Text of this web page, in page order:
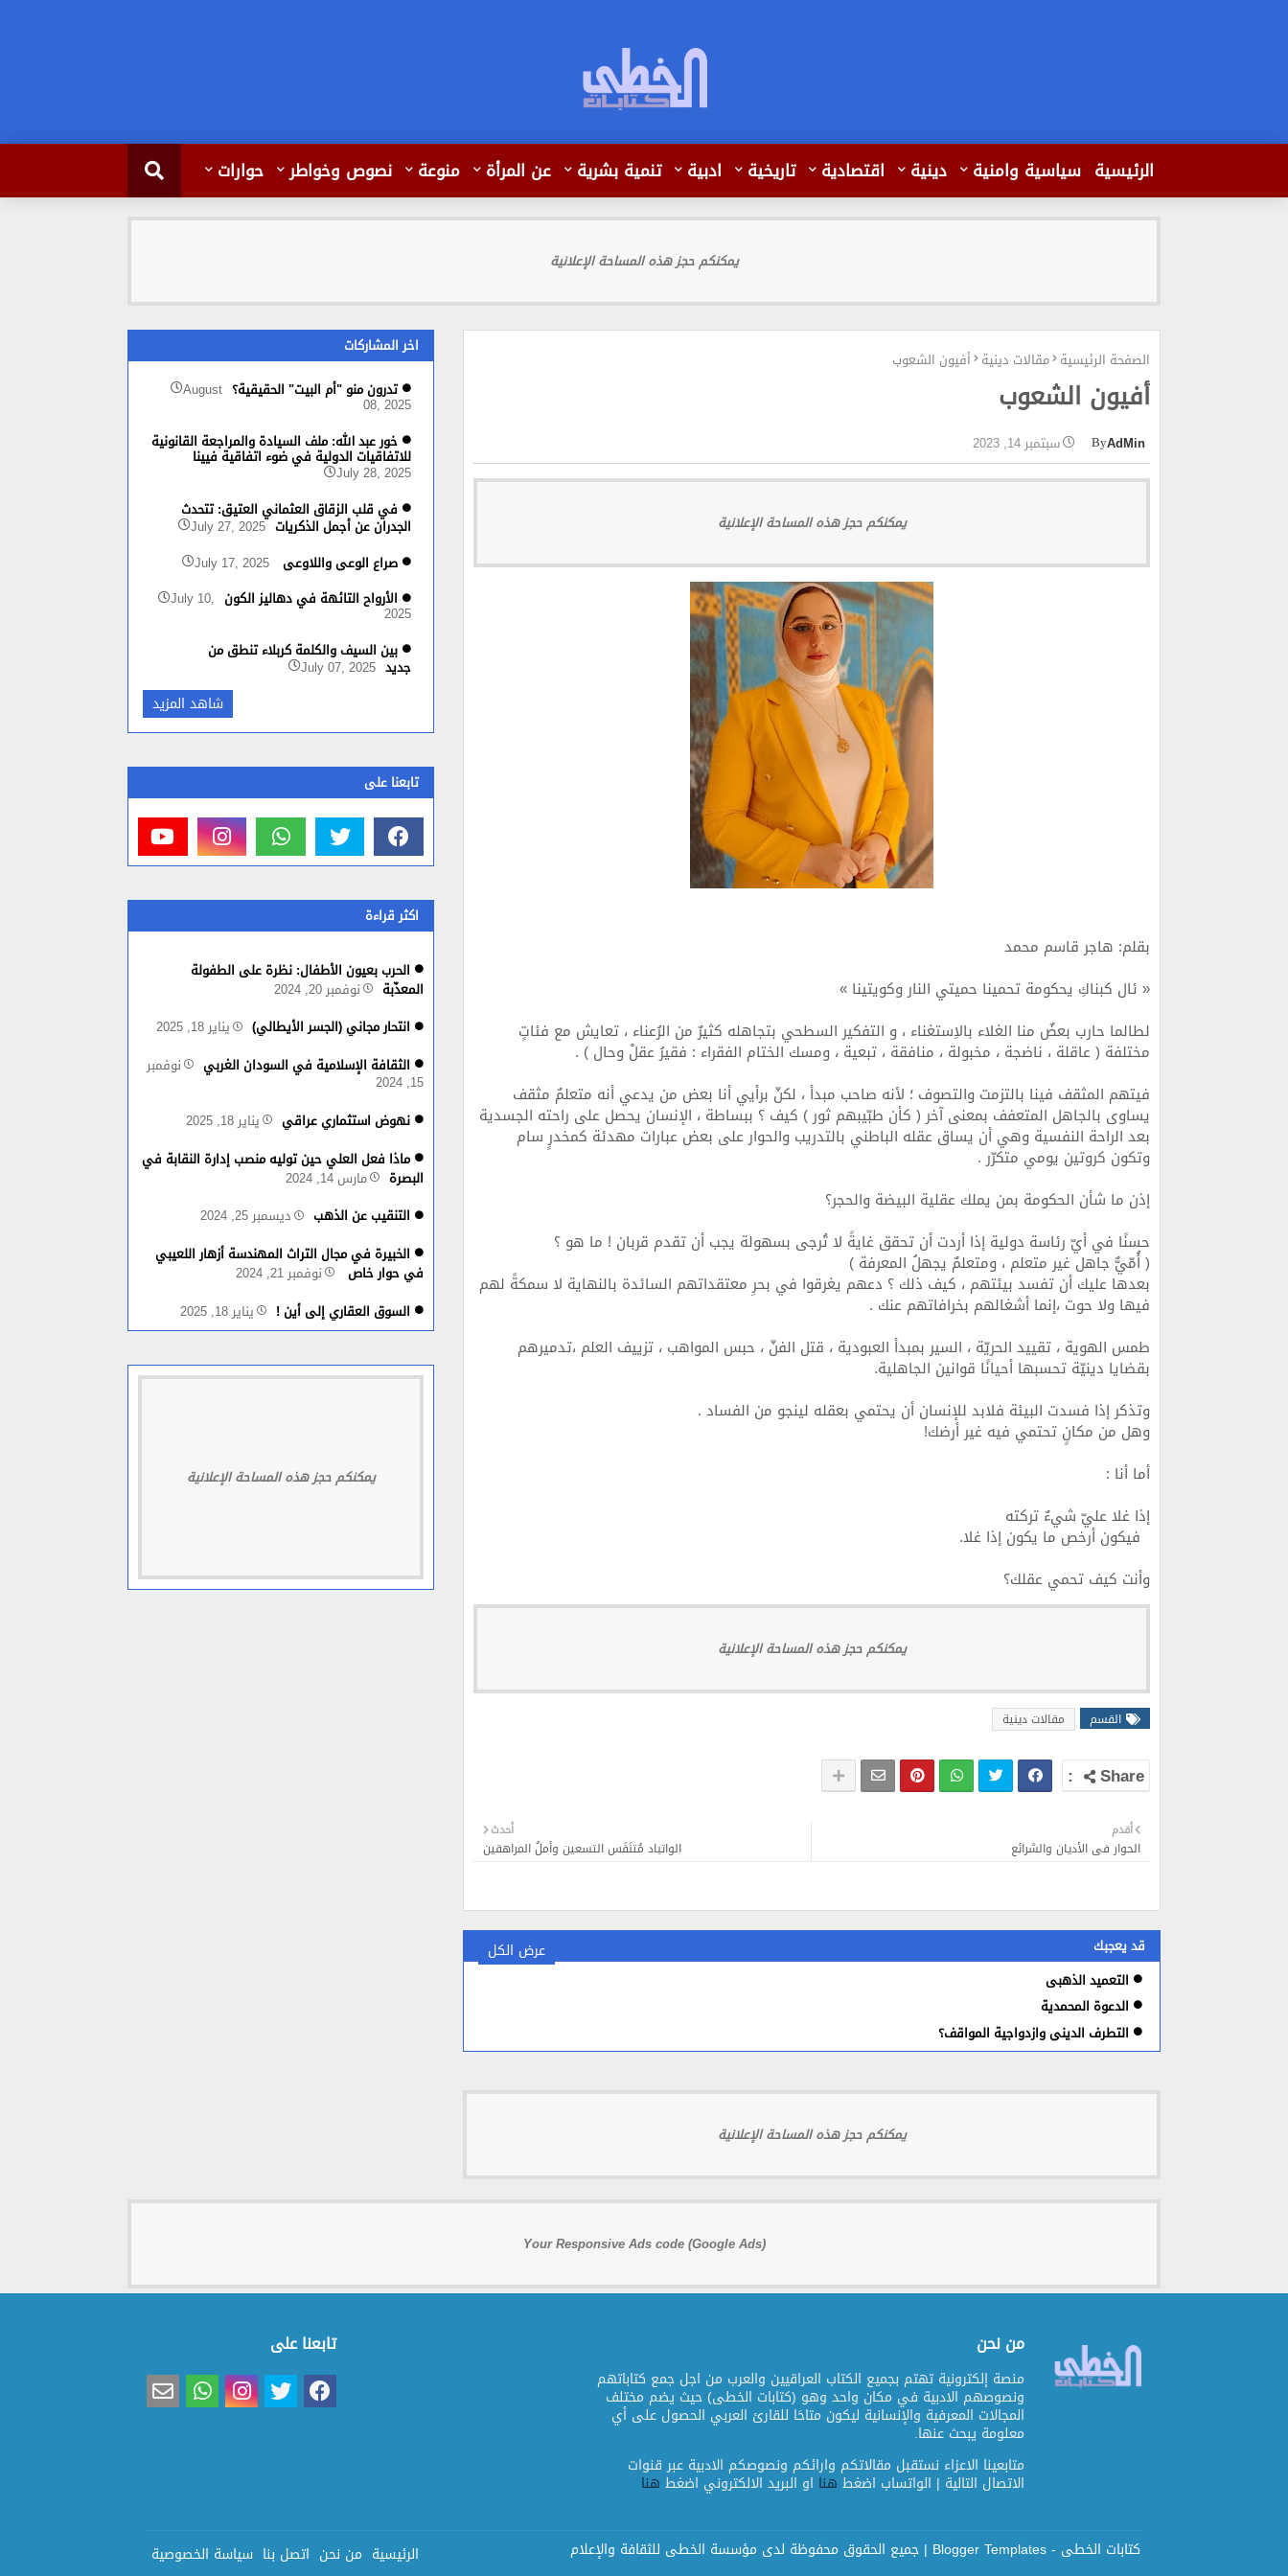
الرئيسية سياسية وامنية دينية اقتصادية تاريخية ادبية تنمية بشرية عن المرأة منوعة نصوص وخواطر حوارات
يمكنكم حجز هذه المساحة الإعلانية
الصفحة الرئيسية مقالات دينية أفيون الشعوب
أفيون الشعوب
AdMin سبتمبر 14, 2023
يمكنكم حجز هذه المساحة الإعلانية
بقلم: هاجر قاسم محمد
« ئال كبناكِ يحكومة تحمينا حميتي النار وكويتينا »
لطالما حارب بعضٌ منا الغلاء بالاِستغناء ، و التفكير السطحي بتجاهله كثيرٌ من الرُعناء ، تعايش مع فئاتٍ
مختلفة ( عاقلة ، ناضجة ، مخبولة ، منافقة ، تبعية ، ومسك الختام الفقراء : فقيرُ عقلْ وحال ) .
فيتهم المثقف فينا بالتزمت والتصوف ؛ لأنه صاحب مبدأ ، لكنّ برأيي أنا بعض من يدعي أنه متعلمٌ مثقف
يساوى بالجاهل المتعفف بمعنى آخر ( كأن طبّيبهم ثور ) كيف ؟ ببساطة ، الإنسان يحصل على راحته الجسدية
بعد الراحة النفسية وهي أن يساق عقله الباطني بالتدريب والحوار على بعض عبارات مهدئة كمخدرٍ سام
وتكون كروتين يومي متكرّر .
إذن ما شأن الحكومة بمن يملك عقلية البيضة والحجر؟
حسنًا في أيّ رئاسة دولية إذا أردت أن تحقق غايةً لا تُرجى بسهولة يجب أن تقدم قربان ! ما هو ؟
( أُمّيٌّ جاهل غير متعلم ، ومتعلمٌ يجهلُ المعرفة )
بعدها عليك أن تفسد بيئتهم ، كيف ذلك ؟ دعهم يغرقوا في بحرِ معتقداتهم السائدة بالنهاية لا سمكةً لهم
فيها ولا حوت ،إنما أشغالهم بخرافاتهم عنك .
طمس الهوية ، تقييد الحريّة ، السير بمبدأ العبودية ، قتل الفنّ ، حبس المواهب ، تزييف العلم ،تدميرهم
بقضايا دينيّة تحسبها أحيانًا قوانين الجاهلية.
وتذكر إذا فسدت البيئة فلابد للإنسان أن يحتمي بعقله لينجو من الفساد .
وهل من مكانٍ تحتمي فيه غير أرضك!
أما أنا :
إذا غلا عليّ شيءٌ تركته
فيكون أرخص ما يكون إذا غلا.
وأنت كيف تحمي عقلك؟
يمكنكم حجز هذه المساحة الإعلانية
القسم مقالات دينية
أحدث
الواتباد مُتنَفَس التسعين وأملُ المراهقين
أقدم
الحوار في الأديان والشرائع
قد يعجبك عرض الكل
التعميد الذهبي
الدعوة المحمدية
التطرف الديني وازدواجية المواقف؟
يمكنكم حجز هذه المساحة الإعلانية
اخر المشاركات
تدرون منو "أم البيت" الحقيقية؟ August
08, 2025
خور عبد الله: ملف السيادة والمراجعة القانونية
للاتفاقيات الدولية في ضوء اتفاقية فيينا
July 28, 2025
في قلب الزقاق العثماني العتيق: تتحدث
الجدران عن أجمل الذكريات July 27, 2025
صراع الوعي واللاوعي July 17, 2025
الأرواح التائهة في دهاليز الكون July 10,
2025
بين السيف والكلمة كربلاء تنطق من
جديد July 07, 2025
شاهد المزيد
تابعنا على
اكثر قراءة
الحرب بعيون الأطفال: نظرة على الطفولة
المعذّبة
نوفمبر 20, 2024
انتحار مجاني (الجسر الأيطالي)
يناير 18, 2025
الثقافة الإسلامية في السودان الغربي
نوفمبر
15, 2024
نهوض استثماري عراقي
يناير 18, 2025
⁦⁩ماذا فعل العلي حين توليه منصب إدارة النقابة في
البصرة
مارس 14, 2024
التنقيب عن الذهب
ديسمبر 25, 2024
الخبيرة في مجال التراث المهندسة أزهار اللعيبي
في حوار خاص
نوفمبر 21, 2024
السوق العقاري إلى أين !
يناير 18, 2025
يمكنكم حجز هذه المساحة الإعلانية
Your Responsive Ads code (Google Ads)
من نحن
منصة إلكترونية تهتم بجميع الكتاب العراقيين والعرب من اجل جمع كتاباتهم
ونصوصهم الادبية في مكان واحد وهو (كتابات الخطى) حيث يضم مختلف
المجالات المعرفية والإنسانية ليكون متاحَا للقارئ العربي الحصول على أي
معلومة يبحث عنها.
متابعينا الاعزاء نستقبل مقالاتكم وارائكم ونصوصكم الادبية عبر قنوات
الاتصال التالية | الواتساب اضغط هنا او البريد الالكتروني اضغط هنا
تابعنا على
الرئيسية من نحن اتصل بنا سياسة الخصوصية كتابات الخطى -Blogger Templates | جميع الحقوق محفوظة لدى مؤسسة الخطى للثقافة والإعلام